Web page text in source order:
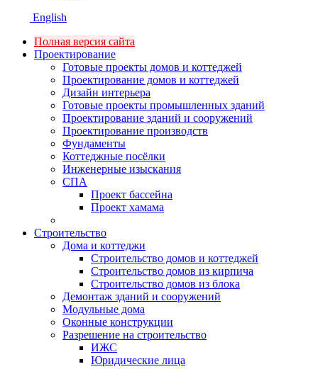
English
Полная версия сайта
Проектирование
Готовые проекты домов и коттеджей
Проектирование домов и коттеджей
Дизайн интерьера
Готовые проекты промышленных зданий
Проектирование зданий и сооружений
Проектирование производств
Фундаменты
Коттеджные посёлки
Инженерные изыскания
СПА
Проект бассейна
Проект хамама
Строительство
Дома и коттеджи
Строительство домов и коттеджей
Строительство домов из кирпича
Строительство домов из блока
Демонтаж зданий и сооружений
Модульные дома
Оконные конструкции
Разрешение на строительство
ИЖС
Юридические лица